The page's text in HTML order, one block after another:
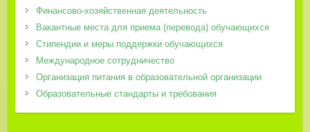
Финансово-хозяйственная деятельность
Вакантные места для приема (перевода) обучающихся
Стипендии и меры поддержки обучающихся
Международное сотрудничество
Организация питания в образовательной организации
Образовательные стандарты и требования